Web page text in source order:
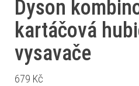
Dyson
kartáčová
vysavače
679 Kč